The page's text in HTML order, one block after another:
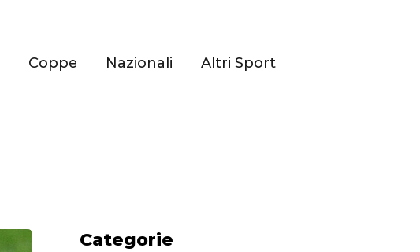
Coppe Nazionali Altri Sport
Categorie